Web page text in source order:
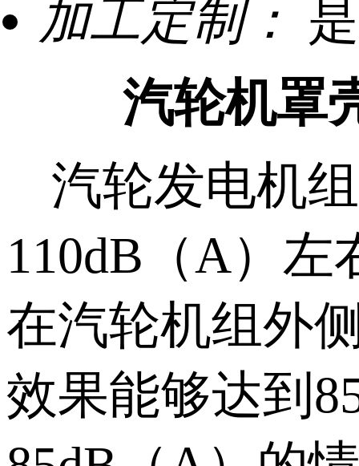
加工定制： 是
汽轮机罩
汽轮发电机
110dB （A）左
在汽轮机组外
效果能够达到